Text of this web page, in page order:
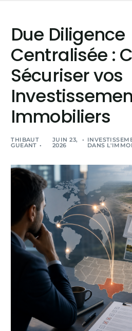
Due Diligence
Centralisée :
Sécuriser vos
Immobiliers
THIBAUT
GUEANT
JUIN 23,
2026 DANS